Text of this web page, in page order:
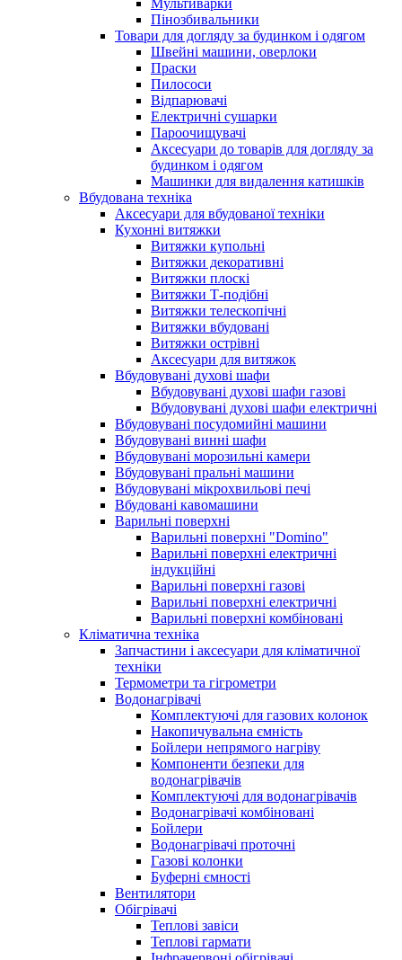
Мультиварки
Пінозбивальники
Товари для догляду за будинком і одягом
Швейні машини, оверлоки
Праски
Пилососи
Відпарювачі
Електричні сушарки
Пароочищувачі
Аксесуари до товарів для догляду за
будинком і одягом
Машинки для видалення катишків
Вбудована техніка
Аксесуари для вбудованої техніки
Кухонні витяжки
Витяжки купольні
Витяжки декоративні
Витяжки плоскі
Витяжки Т-подібні
Витяжки телескопічні
Витяжки вбудовані
Витяжки острівні
Аксесуари для витяжок
Вбудовувані духові шафи
Вбудовувані духові шафи газові
Вбудовувані духові шафи електричні
Вбудовувані посудомийні машини
Вбудовувані винні шафи
Вбудовувані морозильні камери
Вбудовувані пральні машини
Вбудовувані мікрохвильові печі
Вбудовані кавомашини
Варильні поверхні
Варильні поверхні "Domino"
Варильні поверхні електричні
індукційні
Варильні поверхні газові
Варильні поверхні електричні
Варильні поверхні комбіновані
Кліматична техніка
Запчастини і аксесуари для кліматичної
техніки
Термометри та гігрометри
Водонагрівачі
Комплектуючі для газових колонок
Накопичувальна ємність
Бойлери непрямого нагріву
Компоненти безпеки для
водонагрівачів
Комплектуючі для водонагрівачів
Водонагрівачі комбіновані
Бойлери
Водонагрівачі проточні
Газові колонки
Буферні ємності
Вентилятори
Обігрівачі
Теплові завіси
Теплові гармати